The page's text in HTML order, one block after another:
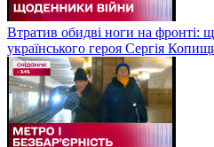
Втратив обидві ноги на фронті:
українського героя Сергія